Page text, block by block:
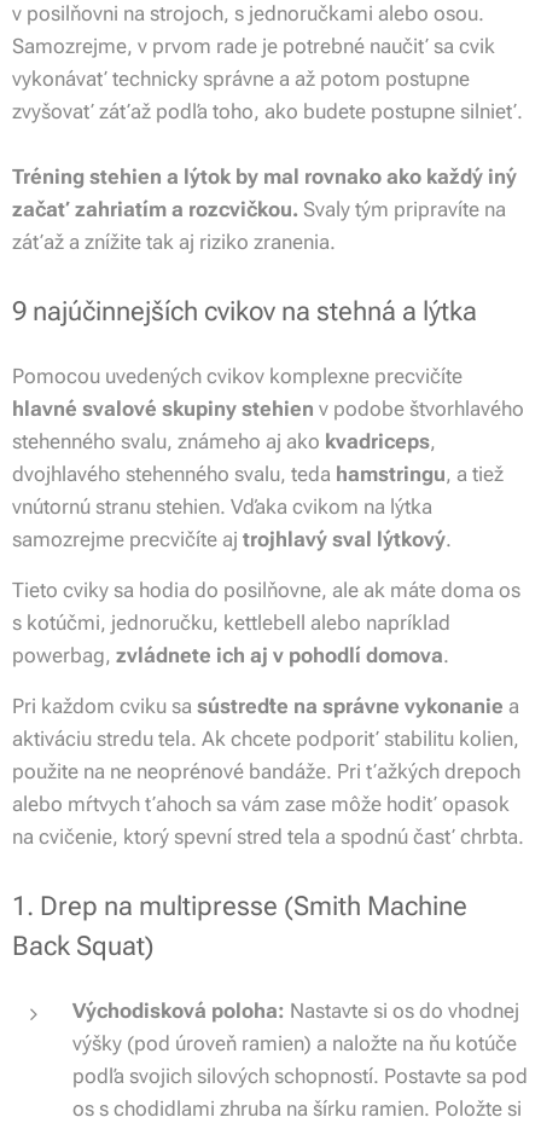
v posilňovni na strojoch, s jednoručkami alebo osou.
Samozrejme, v prvom rade je potrebné naučiť sa cvik
vykonávať technicky správne a až potom postupne
zvyšovať záťaž podľa toho, ako budete postupne silnieť.
Tréning stehien a lýtok by mal rovnako ako každý iný
začať zahriatím a rozcvičkou. Svaly tým pripravíte na
záťaž a znížite tak aj riziko zranenia.
9 najúčinnejších cvikov na stehná a lýtka
Pomocou uvedených cvikov komplexne precvičíte
hlavné svalové skupiny stehien v podobe štvorhlavého
stehenného svalu, známeho aj ako kvadriceps,
dvojhlavého stehenného svalu, teda hamstringu, a tiež
vnútornú stranu stehien. Vďaka cvikom na lýtka
samozrejme precvičíte aj trojhlavý sval lýtkový.
Tieto cviky sa hodia do posilňovne, ale ak máte doma os
s kotúčmi, jednoručku, kettlebell alebo napríklad
powerbag, zvládnete ich aj v pohodlí domova.
Pri každom cviku sa sústreďte na správne vykonanie a
aktiváciu stredu tela. Ak chcete podporiť stabilitu kolien,
použite na ne neoprénové bandáže. Pri ťažkých drepoch
alebo mŕtvych ťahoch sa vám zase môže hodiť opasok
na cvičenie, ktorý spevní stred tela a spodnú časť chrbta.
1. Drep na multipresse (Smith Machine
Back Squat)
Východisková poloha: Nastavte si os do vhodnej
výšky (pod úroveň ramien) a naložte na ňu kotúče
podľa svojich silových schopností. Postavte sa pod
os s chodidlami zhruba na šírku ramien. Položte si